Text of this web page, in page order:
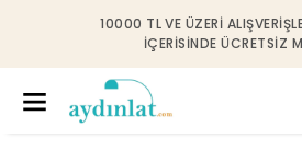
10000 TL VE ÜZERI
IÇERISINDE ÜCRETSIZ